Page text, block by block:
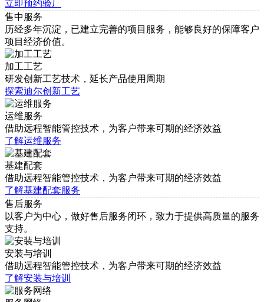
立即预约验厂
售中服务
历经多年沉淀，已建立完善的项目服务，能够良好的保障客户
项目经济价值。
加工工艺
研发创新工艺技术，延长产品使用周期
探索迪尔创新工艺
运维服务
借助远程智能管控技术，为客户带来可期的经济效益
了解运维服务
基建配套
借助远程智能管控技术，为客户带来可期的经济效益
了解基建配套服务
售后服务
以客户为中心，做好售后服务闭环，致力于提供高质量的服务
支持。
安装与培训
借助远程智能管控技术，为客户带来可期的经济效益
了解安装与培训